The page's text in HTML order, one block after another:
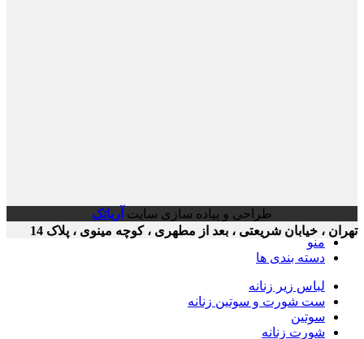
، خیابان شریعتی ، بعد از مطهری ، کوچه مینوی ، پلاک 14
طراحی و پیاده سازی سایتآریاتک
منو
دسته بندی ها
لباس زیر زنانه
ست شورت و سوتین زنانه
سوتین
شورت زنانه